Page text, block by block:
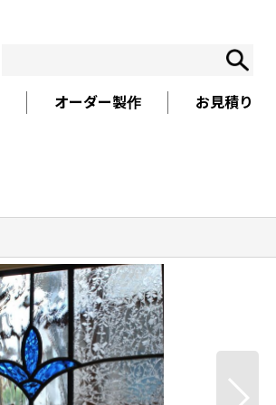
オーダー製作 お見積り